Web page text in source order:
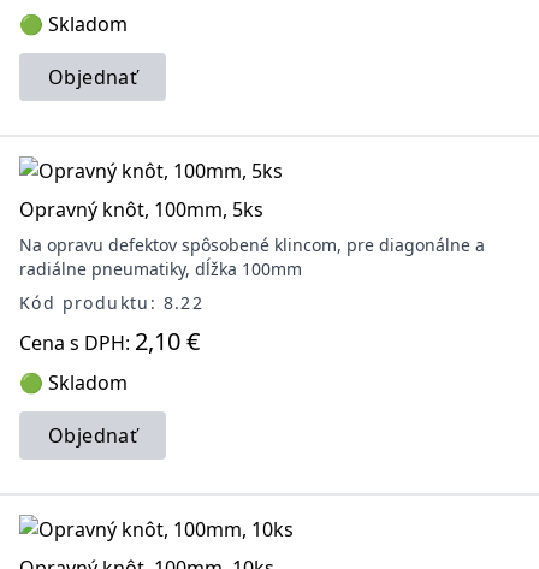
🟢 Skladom
Objednať
Opravný knôt, 100mm, 5ks
Na opravu defektov spôsobené klincom, pre diagonálne a
radiálne pneumatiky, dĺžka 100mm
Kód produktu: 8.22
Cena s DPH: 2,10 €
🟢 Skladom
Objednať